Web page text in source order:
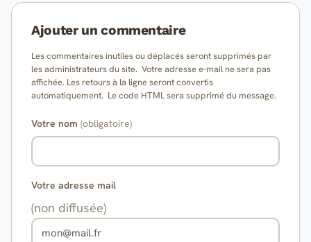
Ajouter un commentaire
Les commentaires inutiles ou déplacés seront supprimés par
les administrateurs du site. Votre adresse e-mail ne sera pas
affichée. Les retours à la ligne seront convertis
automatiquement. Le code HTML sera supprimé du message.
Votre nom (obligatoire)
Votre adresse mail
(non diffusée)